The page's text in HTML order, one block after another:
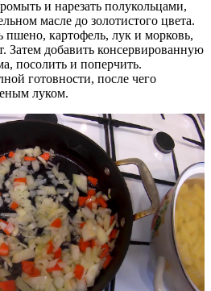
и нарезать полукольцами,
масле до золотистого цвета.
картофель, лук и морковь,
Затем добавить консервированную
посолить и поперчить.
готовности, после чего
луком.